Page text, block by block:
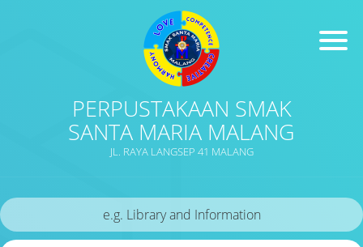
PERPUSTAKAAN SMAK
SANTA MARIA MALANG
JL. RAYA LANGSEP 41 MALANG